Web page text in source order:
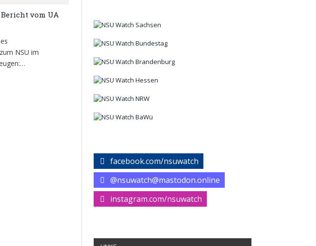
vom UA
NSU im
facebook.com/nsuwatch
@nsuwatch@mastodon.online
instagram.com/nsuwatch